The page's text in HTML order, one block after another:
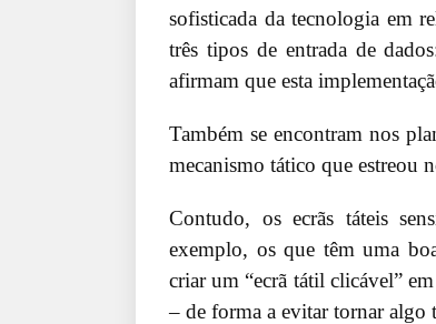
sofisticada da tecnologia em
três tipos de entrada de
afirmam que esta
Também se encontram nos
mecanismo tático que estreou
Contudo, os ecrãs táteis
exemplo, os que têm uma
criar um “ecrã tátil clicável”
– de forma a evitar tornar algo